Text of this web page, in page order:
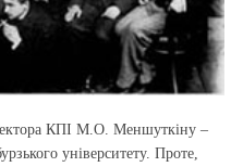
КПІ М.О. Меншуткіну –
університету. Проте,